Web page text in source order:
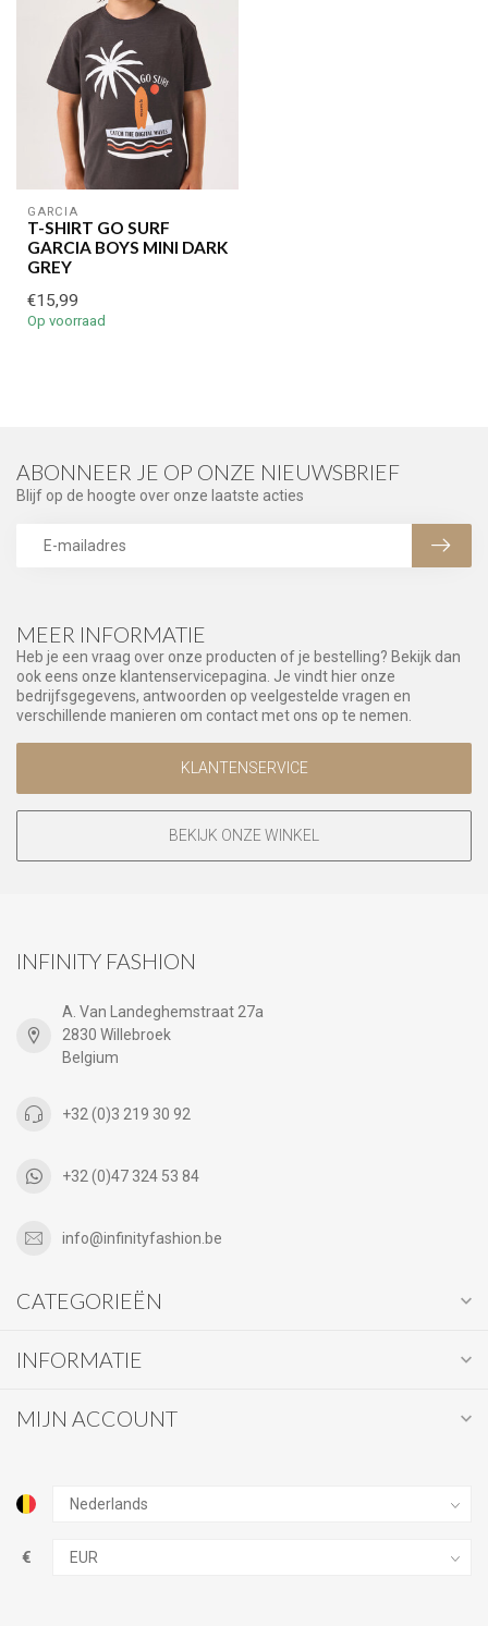
GARCIA
T-SHIRT GO SURF
GARCIA BOYS MINI DARK
GREY
€15,99
Op voorraad
MEER INFORMATIE
Heb je een vraag over onze producten of je bestelling? Bekijk dan
ook eens onze klantenservicepagina. Je vindt hier onze
bedrijfsgegevens, antwoorden op veelgestelde vragen en
verschillende manieren om contact met ons op te nemen.
KLANTENSERVICE
BEKIJK ONZE WINKEL
ABONNEER JE OP ONZE NIEUWSBRIEF
Blijf op de hoogte over onze laatste acties
INFINITY FASHION
A. Van Landeghemstraat 27a
2830 Willebroek
Belgium
+32 (0)3 219 30 92
+32 (0)47 324 53 84
info@infinityfashion.be
CATEGORIEËN
INFORMATIE
MIJN ACCOUNT
€